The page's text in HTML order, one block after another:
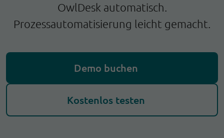
OwlDesk automatisch.
Prozessautomatisierung leicht gemacht.
Demo buchen
Kostenlos testen